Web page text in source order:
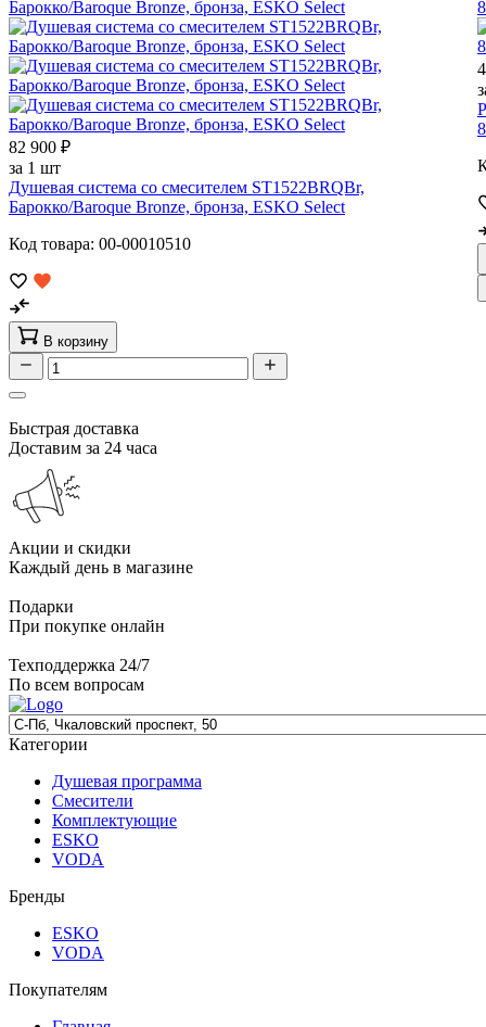
82 900 ₽
за 1 шт
Душевая система со смесителем ST1522BRQBr,
Барокко/Baroque Bronze, бронза, ESKO Select
Код товара: 00-00010510
В корзину
Быстрая доставка
Доставим за 24 часа
Акции и скидки
Каждый день в магазине
Подарки
При покупке онлайн
Техподдержка 24/7
По всем вопросам
Категории
Душевая программа
Смесители
Комплектующие
ESKO
VODA
Бренды
ESKO
VODA
Покупателям